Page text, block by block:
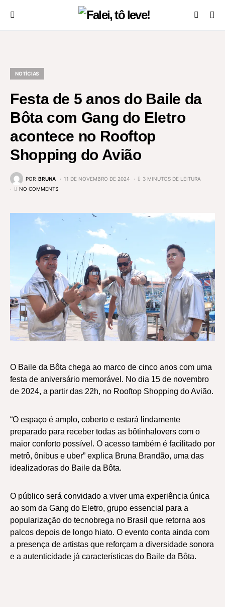
NOTÍCIAS
Festa de 5 anos do Baile da
Bôta com Gang do Eletro
acontece no Rooftop
Shopping do Avião
POR BRUNA 11 DE NOVEMBRO DE 2024
3 MINUTOS DE LEITURA
NO COMMENTS
O Baile da Bôta chega ao marco de cinco anos com uma
festa de aniversário memorável. No dia 15 de novembro
de 2024, a partir das 22h, no Rooftop Shopping do Avião.
“O espaço é amplo, coberto e estará lindamente
preparado para receber todas as bôtinhalovers com o
maior conforto possível. O acesso também é facilitado por
metrô, ônibus e uber” explica Bruna Brandão, uma das
idealizadoras do Baile da Bôta.
O público será convidado a viver uma experiência única
ao som da Gang do Eletro, grupo essencial para a
popularização do tecnobrega no Brasil que retorna aos
palcos depois de longo hiato. O evento conta ainda com
a presença de artistas que reforçam a diversidade sonora
e a autenticidade já características do Baile da Bôta.